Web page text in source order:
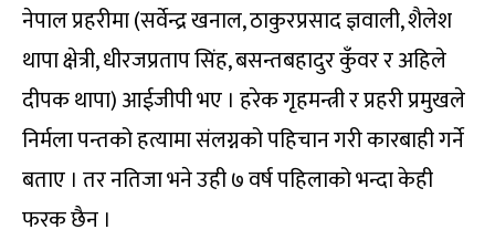
नेपाल प्रहरीमा (सर्वेन्द्र खनाल, ठाकुरप्रसाद ज्ञवाली, शैलेश
थापा क्षेत्री, धीरजप्रताप सिंह, बसन्तबहादुर कुँवर र अहिले
दीपक थापा) आईजीपी भए । हरेक गृहमन्त्री र प्रहरी प्रमुखले
निर्मला पन्तको हत्यामा संलग्नको पहिचान गरी कारबाही गर्ने
बताए । तर नतिजा भने उही ७ वर्ष पहिलाको भन्दा केही
फरक छैन ।